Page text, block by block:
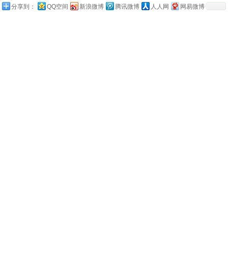
分享到： QQ空间 新浪微博 腾讯微博 人人网 网易微博